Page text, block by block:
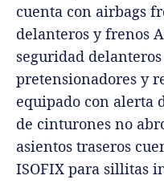
cuenta con airbags
delanteros y frenos
seguridad
pretensionadores y
equipado con alerta
de cinturones no
asientos traseros
ISOFIX para sillitas